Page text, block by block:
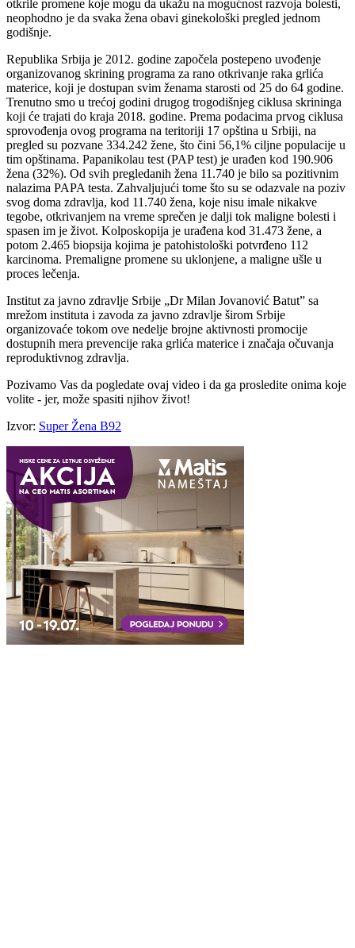
otkrile promene koje mogu da ukažu na mogućnost razvoja bolesti,
neophodno je da svaka žena obavi ginekološki pregled jednom
godišnje.
Republika Srbija je 2012. godine započela postepeno uvođenje
organizovanog skrining programa za rano otkrivanje raka grlića
materice, koji je dostupan svim ženama starosti od 25 do 64 godine.
Trenutno smo u trećoj godini drugog trogodišnjeg ciklusa skrininga
koji će trajati do kraja 2018. godine. Prema podacima prvog ciklusa
sprovođenja ovog programa na teritoriji 17 opština u Srbiji, na
pregled su pozvane 334.242 žene, što čini 56,1% ciljne populacije u
tim opštinama. Papanikolau test (PAP test) je urađen kod 190.906
žena (32%). Od svih pregledanih žena 11.740 je bilo sa pozitivnim
nalazima PAPA testa. Zahvaljujući tome što su se odazvale na poziv
svog doma zdravlja, kod 11.740 žena, koje nisu imale nikakve
tegobe, otkrivanjem na vreme sprečen je dalji tok maligne bolesti i
spasen im je život. Kolposkopija je urađena kod 31.473 žene, a
potom 2.465 biopsija kojima je patohistološki potvrđeno 112
karcinoma. Premaligne promene su uklonjene, a maligne ušle u
proces lečenja.
Institut za javno zdravlje Srbije „Dr Milan Jovanović Batut” sa
mrežom instituta i zavoda za javno zdravlje širom Srbije
organizovaće tokom ove nedelje brojne aktivnosti promocije
dostupnih mera prevencije raka grlića materice i značaja očuvanja
reproduktivnog zdravlja.
Pozivamo Vas da pogledate ovaj video i da ga prosledite onima koje
volite - jer, može spasiti njihov život!
Izvor: Super Žena B92